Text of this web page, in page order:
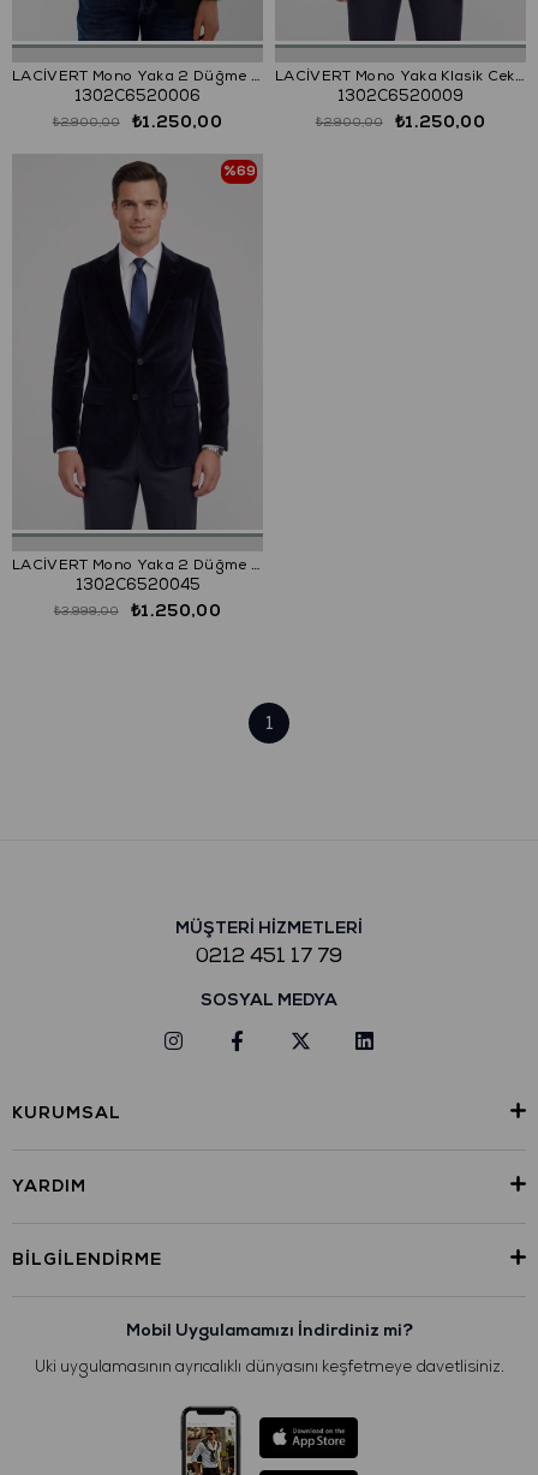
LACİVERT Mono Yaka 2 Düğme Çift Yırtmaç Ceket
1302C6520006
₺1.250,00
₺2.900,00
LACİVERT Mono Yaka Klasik Ceket
1302C6520009
₺1.250,00
₺2.900,00
LACİVERT Mono Yaka 2 Düğme Çift Yırtmaç Ceket
1302C6520045
₺1.250,00
₺3.999,00
%69
1
MÜŞTERİ HİZMETLERİ
0212 451 17 79
SOSYAL MEDYA
KURUMSAL
YARDIM
BILGILENDIRME
Mobil Uygulamamızı İndirdiniz mi?
Uki uygulamasının ayrıcalıklı dünyasını keşfetmeye davetlisiniz.